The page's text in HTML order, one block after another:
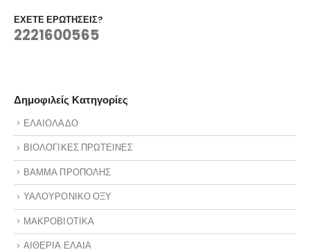
ΈΧΕΤΕ ΕΡΩΤΉΣΕΙΣ?
2221600565
Δημοφιλείς Κατηγορίες
ΕΛΑΙΟΛΑΔΟ
ΒΙΟΛΟΓΙΚΕΣ ΠΡΩΤΕΙΝΕΣ
ΒΑΜΜΑ ΠΡΟΠΟΛΗΣ
ΥΑΛΟΥΡΟΝΙΚΟ ΟΞΥ
ΜΑΚΡΟΒΙΟΤΙΚΑ
ΑΙΘΕΡΙΑ ΕΛΑΙΑ